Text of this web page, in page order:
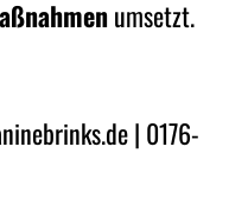
umsetzt.
| 0176-